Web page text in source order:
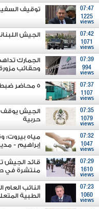
07:47
1225
views
توقيف
07:42
1071
views
الجيش
07:39
994
views
الجمارك
وحقائب
07:37
1107
views
5 محاضر ضبط في حق أصحاب مولدات مخالفين
07:35
1079
views
حربية
07:32
1047
views
مياه بيروت:
إبراهيم -
07:29
1610
views
قائد الجيش
منتشرة في
07:23
1060
views
النائب العام
الطبية